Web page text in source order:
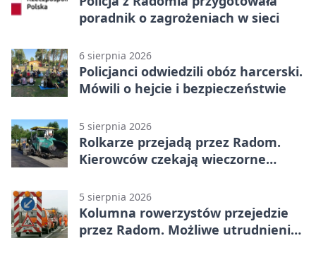
poradnik o zagrożeniach w sieci
6 sierpnia 2026
Policjanci odwiedzili obóz harcerski.
Mówili o hejcie i bezpieczeństwie
5 sierpnia 2026
Rolkarze przejadą przez Radom.
Kierowców czekają wieczorne
5 sierpnia 2026
Kolumna rowerzystów przejedzie
przez Radom. Możliwe utrudnienia